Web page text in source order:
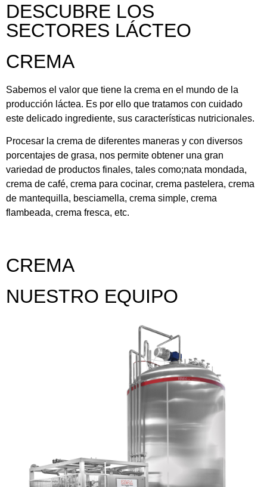
DESCUBRE LOS
SECTORES LÁCTEO
CREMA
Sabemos el valor que tiene la crema en el mundo de la
producción láctea. Es por ello que tratamos con cuidado
este delicado ingrediente, sus características nutricionales.
Procesar la crema de diferentes maneras y con diversos
porcentajes de grasa, nos permite obtener una gran
variedad de productos finales, tales como;nata mondada,
crema de café, crema para cocinar, crema pastelera, crema
de mantequilla, besciamella, crema simple, crema
flambeada, crema fresca, etc.
CREMA
NUESTRO EQUIPO